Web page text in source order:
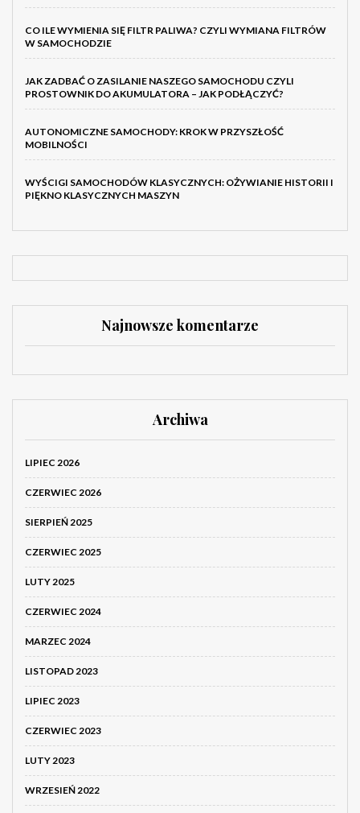
CO ILE WYMIENIA SIĘ FILTR PALIWA? CZYLI WYMIANA FILTRÓW
W SAMOCHODZIE
JAK ZADBAĆ O ZASILANIE NASZEGO SAMOCHODU CZYLI
PROSTOWNIK DO AKUMULATORA – JAK PODŁĄCZYĆ?
AUTONOMICZNE SAMOCHODY: KROK W PRZYSZŁOŚĆ
MOBILNOŚCI
WYŚCIGI SAMOCHODÓW KLASYCZNYCH: OŻYWIANIE HISTORII I
PIĘKNO KLASYCZNYCH MASZYN
Najnowsze komentarze
Archiwa
LIPIEC 2026
CZERWIEC 2026
SIERPIEŃ 2025
CZERWIEC 2025
LUTY 2025
CZERWIEC 2024
MARZEC 2024
LISTOPAD 2023
LIPIEC 2023
CZERWIEC 2023
LUTY 2023
WRZESIEŃ 2022